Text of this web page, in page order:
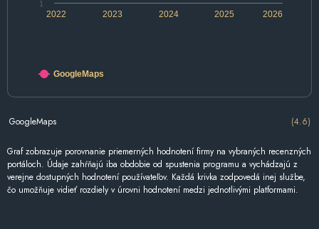
2022 2024 2026
2023 2025
1
GoogleMaps
GoogleMaps (4.6)
Graf zobrazuje porovnanie priemerných hodnotení firmy na vybraných recenzných
portáloch. Údaje zahŕňajú iba obdobie od spustenia programu a vychádzajú z
verejne dostupných hodnotení používateľov. Každá krivka zodpovedá inej službe,
čo umožňuje vidieť rozdiely v úrovni hodnotení medzi jednotlivými platformami.